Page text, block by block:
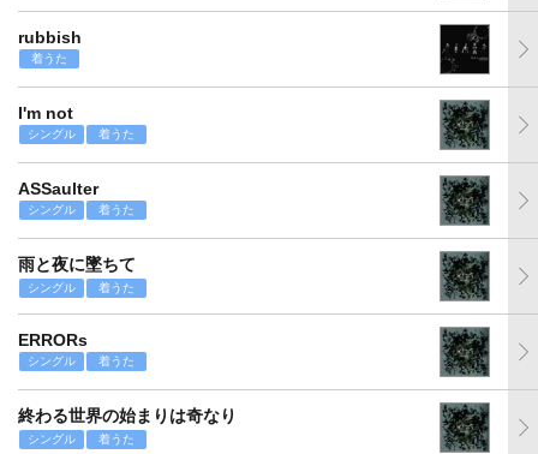
rubbish
着うた
I'm not
シングル 着うた
ASSaulter
シングル 着うた
雨と夜に墜ちて
シングル 着うた
ERRORs
シングル 着うた
終わる世界の始まりは奇なり
シングル 着うた